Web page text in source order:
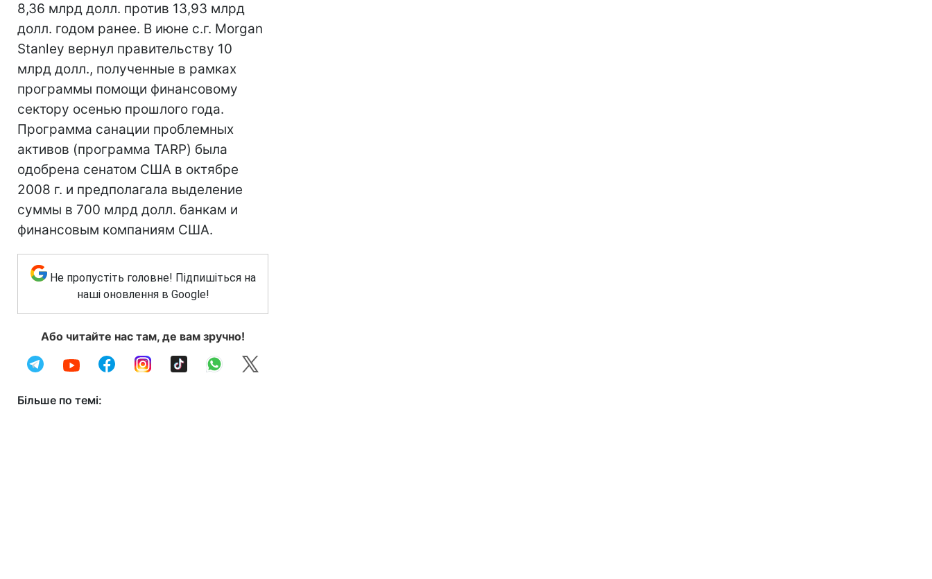
8,36 млрд долл. против 13,93 млрд
долл. годом ранее. В июне с.г. Morgan
Stanley вернул правительству 10
млрд долл., полученные в рамках
программы помощи финансовому
сектору осенью прошлого года.
Программа санации проблемных
активов (программа TARP) была
одобрена сенатом США в октябре
2008 г. и предполагала выделение
суммы в 700 млрд долл. банкам и
финансовым компаниям США.
Не пропустіть головне! Підпишіться на
наші оновлення в Google!
Або читайте нас там, де вам зручно!
Більше по темі: